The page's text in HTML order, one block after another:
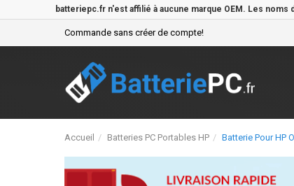
batteriepc.fr n'est affilié à aucune marque OEM. Les
Commande sans créer de compte!
Accueil Batteries PC Portables HP Batterie Pour HP